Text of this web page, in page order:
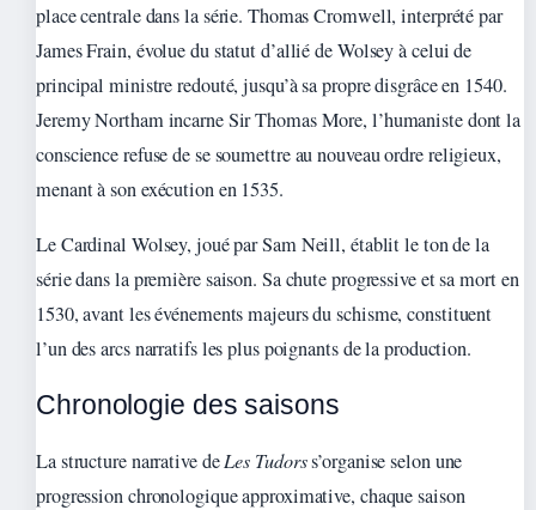
place centrale dans la série. Thomas Cromwell, interprété par
James Frain, évolue du statut d’allié de Wolsey à celui de
principal ministre redouté, jusqu’à sa propre disgrâce en 1540.
Jeremy Northam incarne Sir Thomas More, l’humaniste dont la
conscience refuse de se soumettre au nouveau ordre religieux,
menant à son exécution en 1535.
Le Cardinal Wolsey, joué par Sam Neill, établit le ton de la
série dans la première saison. Sa chute progressive et sa mort en
1530, avant les événements majeurs du schisme, constituent
l’un des arcs narratifs les plus poignants de la production.
Chronologie des saisons
La structure narrative deLes Tudorss’organise selon une
progression chronologique approximative, chaque saison